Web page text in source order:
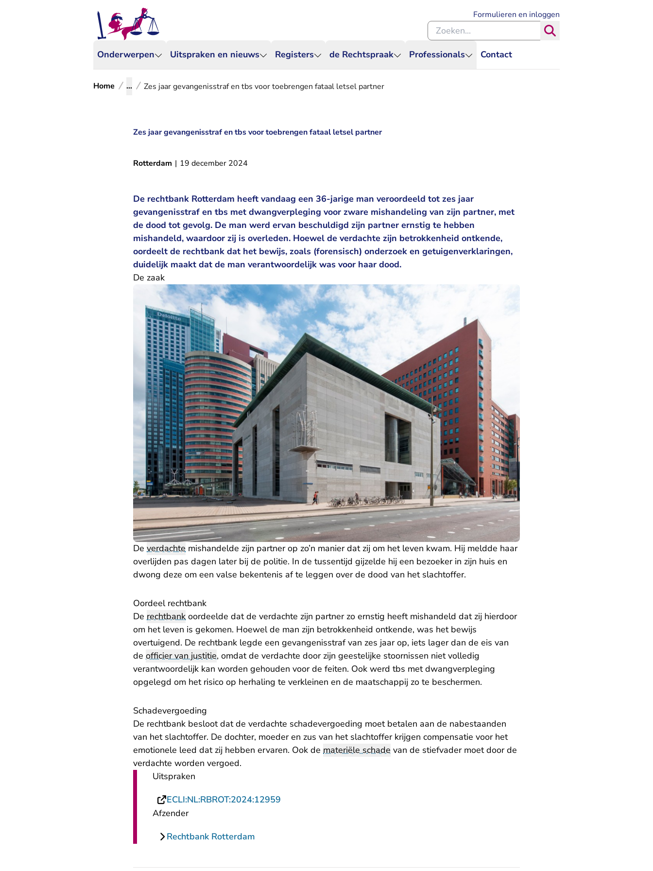
Onderwerpen Uitspraken en nieuws Registers de Rechtspraak Professionals Contact
Formulieren en inloggen
Zoeken binnen de Rechtspraak
Home ... Zes jaar gevangenisstraf en tbs voor toebrengen fataal letsel partner
Zes jaar gevangenisstraf en tbs voor toebrengen fataal letsel partner
Rotterdam | 19 december 2024
De rechtbank Rotterdam heeft vandaag een 36-jarige man veroordeeld tot zes jaar
gevangenisstraf en tbs met dwangverpleging voor zware mishandeling van zijn partner, met
de dood tot gevolg. De man werd ervan beschuldigd zijn partner ernstig te hebben
mishandeld, waardoor zij is overleden. Hoewel de verdachte zijn betrokkenheid ontkende,
oordeelt de rechtbank dat het bewijs, zoals (forensisch) onderzoek en getuigenverklaringen,
duidelijk maakt dat de man verantwoordelijk was voor haar dood.
De zaak
De verdachte mishandelde zijn partner op zo’n manier dat zij om het leven kwam. Hij meldde haar
overlijden pas dagen later bij de politie. In de tussentijd gijzelde hij een bezoeker in zijn huis en
dwong deze om een valse bekentenis af te leggen over de dood van het slachtoffer.
Oordeel rechtbank
De rechtbank oordeelde dat de verdachte zijn partner zo ernstig heeft mishandeld dat zij hierdoor
om het leven is gekomen. Hoewel de man zijn betrokkenheid ontkende, was het bewijs
overtuigend. De rechtbank legde een gevangenisstraf van zes jaar op, iets lager dan de eis van
de officier van justitie, omdat de verdachte door zijn geestelijke stoornissen niet volledig
verantwoordelijk kan worden gehouden voor de feiten. Ook werd tbs met dwangverpleging
opgelegd om het risico op herhaling te verkleinen en de maatschappij zo te beschermen.
Schadevergoeding
De rechtbank besloot dat de verdachte schadevergoeding moet betalen aan de nabestaanden
van het slachtoffer. De dochter, moeder en zus van het slachtoffer krijgen compensatie voor het
emotionele leed dat zij hebben ervaren. Ook de materiële schade van de stiefvader moet door de
verdachte worden vergoed.
Uitspraken
ECLI:NL:RBROT:2024:12959
Afzender
Rechtbank Rotterdam